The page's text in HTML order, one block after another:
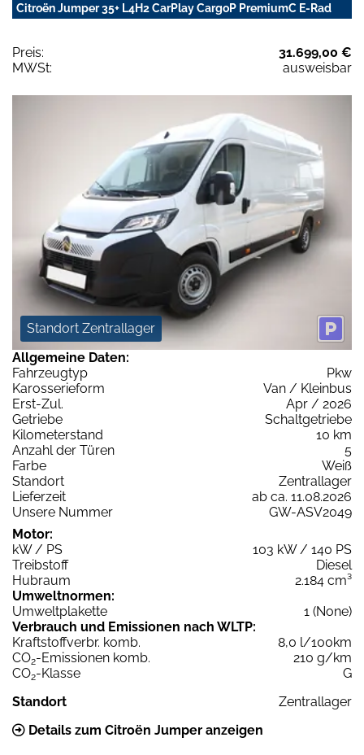
Citroën Jumper 35+ L4H2 CarPlay CargoP PremiumC E-Rad
Preis:
31.699,00 €
MWSt:
ausweisbar
Standort Zentrallager
Allgemeine Daten:
Fahrzeugtyp
Pkw
Karosserieform
Van / Kleinbus
Erst-Zul.
Apr / 2026
Getriebe
Schaltgetriebe
Kilometerstand
10 km
Anzahl der Türen
5
Farbe
Weiß
Standort
Zentrallager
Lieferzeit
ab ca. 11.08.2026
Unsere Nummer
GW-ASV2049
Motor:
kW / PS
103 kW / 140 PS
Treibstoff
Diesel
Hubraum
2.184 cm³
Umweltnormen:
Umweltplakette
1 (None)
Verbrauch und Emissionen nach WLTP:
Kraftstoffverbr. komb.
8,0 l/100km
CO2-Emissionen komb.
210 g/km
CO2-Klasse
G
Standort
Zentrallager
Details zum Citroën Jumper anzeigen